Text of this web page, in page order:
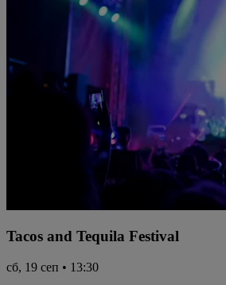
Tacos and Tequila Festival
сб, 19 сеп • 13:30